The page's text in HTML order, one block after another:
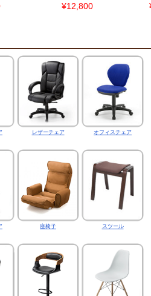
¥12,800
レザーチェア オフィスチェア
座椅子 スツール